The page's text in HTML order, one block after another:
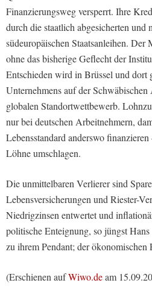
Finanzierungsweg versperrt. Ihre
durch die staatlich abgesicherten und
südeuropäischen Staatsanleihen.
ohne das bisherige Geflecht der
Entschieden wird in Brüssel und dort
Unternehmens auf der
globalen Standortwettbewerb.
nur bei deutschen Arbeitnehmern,
Lebensstandard anderswo
Löhne umschlagen.
Die unmittelbaren Verlierer sind
Lebensversicherungen und Riester-
Niedrigzinsen entwertet und
politische Enteignung, so jüngst
zu ihrem Pendant; der ökonomischen
(Erschienen aufWiwo.deam